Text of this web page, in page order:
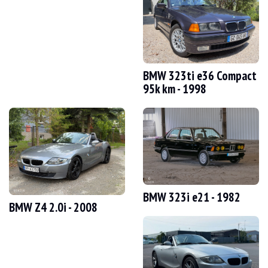
GÉPJÁRMŰ-NYILVÁNTARTÁSI OKMÁNY
Leírás
Ez az 1999-es BMW 535i e39 Németországból származó, harmadik kézből
Kívülről az eladó szerint a jármű jó állapotban van. Az "Orientblau" színű
Belül az eladó szerint a jármű jó állapotban van. A Montana bőrkárpitozás
Ez a jármű a következő felszereltséggel rendelkezik:
BMW 323ti e36 Compact
95k km - 1998
BMW Z4 2.0i - 2008
BMW 323i e21 - 1982